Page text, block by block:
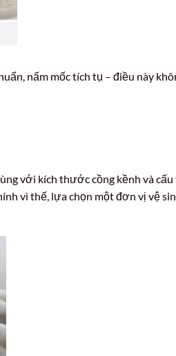
nấm mốc tích tụ – điều này
với kích thước cồng kềnh và
vì thế, lựa chọn một đơn vị vệ